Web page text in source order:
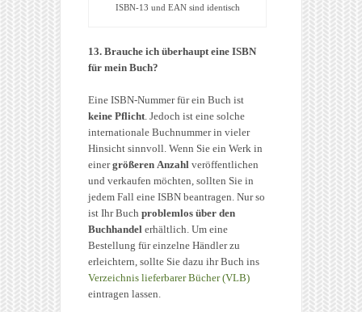
ISBN-13 und EAN sind identisch
13. Brauche ich überhaupt eine ISBN
für mein Buch?
Eine ISBN-Nummer für ein Buch ist
keine Pflicht. Jedoch ist eine solche
internationale Buchnummer in vieler
Hinsicht sinnvoll. Wenn Sie ein Werk in
einergrößeren Anzahl veröffentlichen
und verkaufen möchten, sollten Sie in
jedem Fall eine ISBN beantragen. Nur so
ist Ihr Buch problemlos über den
Buchhandel erhältlich. Um eine
Bestellung für einzelne Händler zu
erleichtern, sollte Sie dazu ihr Buch ins
Verzeichnis lieferbarer Bücher (VLB)
eintragen lassen.